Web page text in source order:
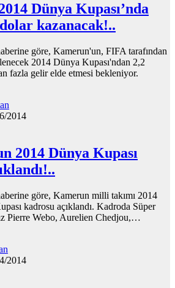
Dünya Kupası’nda
kazanacak!..
göre, Kamerun'un, FIFA tarafından
2014 Dünya Kupası'ndan 2,2
fazla gelir elde etmesi bekleniyor.
2014
2014 Dünya Kupası
göre, Kamerun milli takımı 2014
kadrosu açıklandı. Kadroda Süper
Pierre Webo, Aurelien Chedjou,…
2014